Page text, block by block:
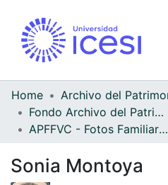
Home
Fondo Archivo del Patrimonio Fotográfico y Fílmico del Valle del Cauca
APFFVC - Fotos Familiares - Patrimonial
Sonia Montoya